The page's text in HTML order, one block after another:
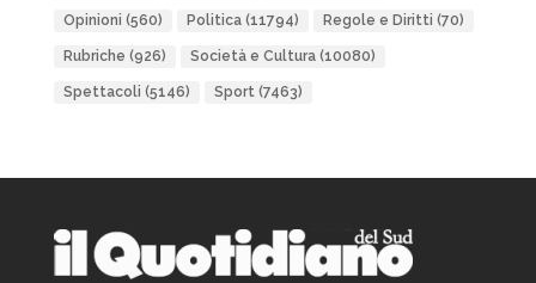
Opinioni (560) Politica(11794) Regole e Diritti (70)
Rubriche (926) Società e Cultura(10080)
Spettacoli (5146) Sport(7463)